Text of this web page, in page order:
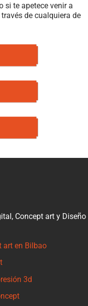
si te apetece venir a
de cualquiera de
Concept art y Diseño
art en Bilbao
3d